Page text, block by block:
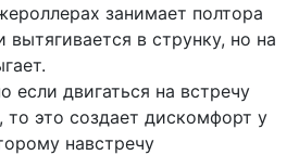
занимает полтора
в струнку, но на
если двигаться на встречу
то это создает дискомфорт у
навстречу